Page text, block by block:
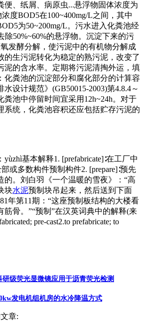
便、纸屑、病原虫...悬浮物固体浓度为
度BOD5在100~400mg/L之间，其中
为50~200mg/L。污水进入化粪池经
除50%~60%的悬浮物。沉淀下来的污
发酵分解，使污泥中的有机物分解成
的生污泥转化为稳定的熟污泥，改变了
泥的含水率。定期将污泥清掏外运，填
化粪池的沉淀部分和腐化部分的计算容
设计规范》(GB50015-2003)第4.8.4～
粪池中停留时间宜采用12h~24h。对于
系统，化粪池容积还应包括贮存污泥的
基本解释1. [prefabricate]∶在工厂中
或多数构件预制构件2. [prepare]∶预先
的。刘白羽《一个温暖的雪夜》：“高
块水泥预制块吊起来，然后送到下面
年第11期：“这座预制板结构的大楼看
筋骨。”“预制”在汉英词典中的解释(来
pre-cast2.to prefabricate; to
研级荧光显微镜应用于沥青荧光检测
发电机组机房的水冷降温方式
章: